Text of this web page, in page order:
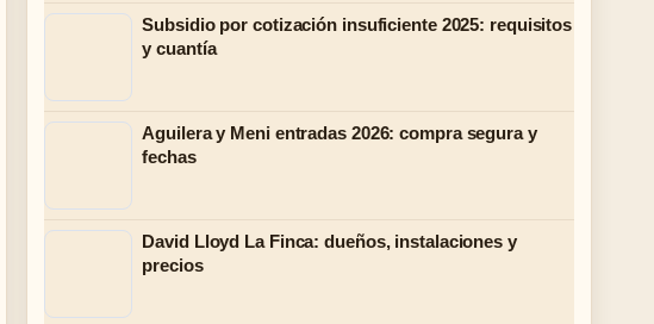
Subsidio por cotización insuficiente 2025: requisitos
y cuantía
Aguilera y Meni entradas 2026: compra segura y
fechas
David Lloyd La Finca: dueños, instalaciones y
precios